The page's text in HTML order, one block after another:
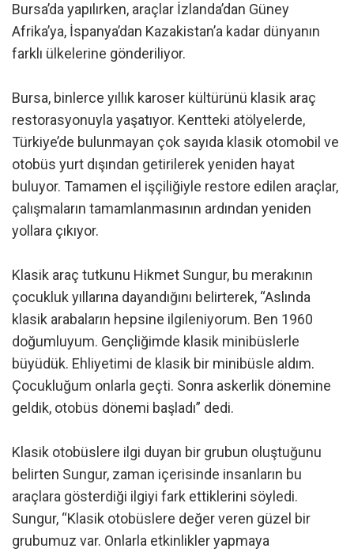
Bursa’da yapılırken, araçlar İzlanda’dan Güney
Afrika’ya, İspanya’dan Kazakistan’a kadar dünyanın
farklı ülkelerine gönderiliyor.
Bursa, binlerce yıllık karoser kültürünü klasik araç
restorasyonuyla yaşatıyor. Kentteki atölyelerde,
Türkiye’de bulunmayan çok sayıda klasik otomobil ve
otobüs yurt dışından getirilerek yeniden hayat
buluyor. Tamamen el işçiliğiyle restore edilen araçlar,
çalışmaların tamamlanmasının ardından yeniden
yollara çıkıyor.
Klasik araç tutkunu Hikmet Sungur, bu merakının
çocukluk yıllarına dayandığını belirterek, “Aslında
klasik arabaların hepsine ilgileniyorum. Ben 1960
doğumluyum. Gençliğimde klasik minibüslerle
büyüdük. Ehliyetimi de klasik bir minibüsle aldım.
Çocukluğum onlarla geçti. Sonra askerlik dönemine
geldik, otobüs dönemi başladı” dedi.
Klasik otobüslere ilgi duyan bir grubun oluştuğunu
belirten Sungur, zaman içerisinde insanların bu
araçlara gösterdiği ilgiyi fark ettiklerini söyledi.
Sungur, “Klasik otobüslere değer veren güzel bir
grubumuz var. Onlarla etkinlikler yapmaya